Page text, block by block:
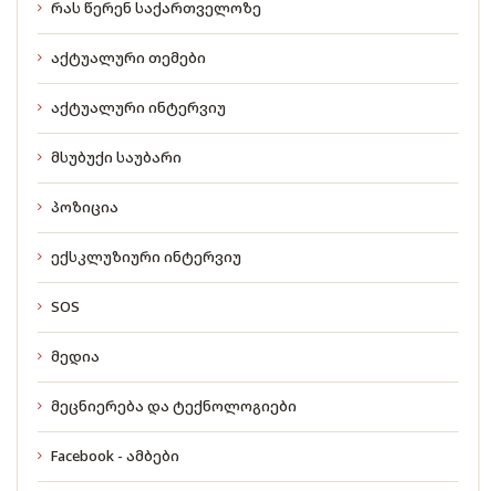
რას წერენ საქართველოზე
აქტუალური თემები
აქტუალური ინტერვიუ
მსუბუქი საუბარი
პოზიცია
ექსკლუზიური ინტერვიუ
SOS
მედია
მეცნიერება და ტექნოლოგიები
Facebook - ამბები